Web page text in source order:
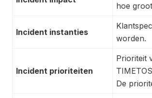
hoe
Incident instanties
worden.
Incident prioriteiten
Prioriteit
De